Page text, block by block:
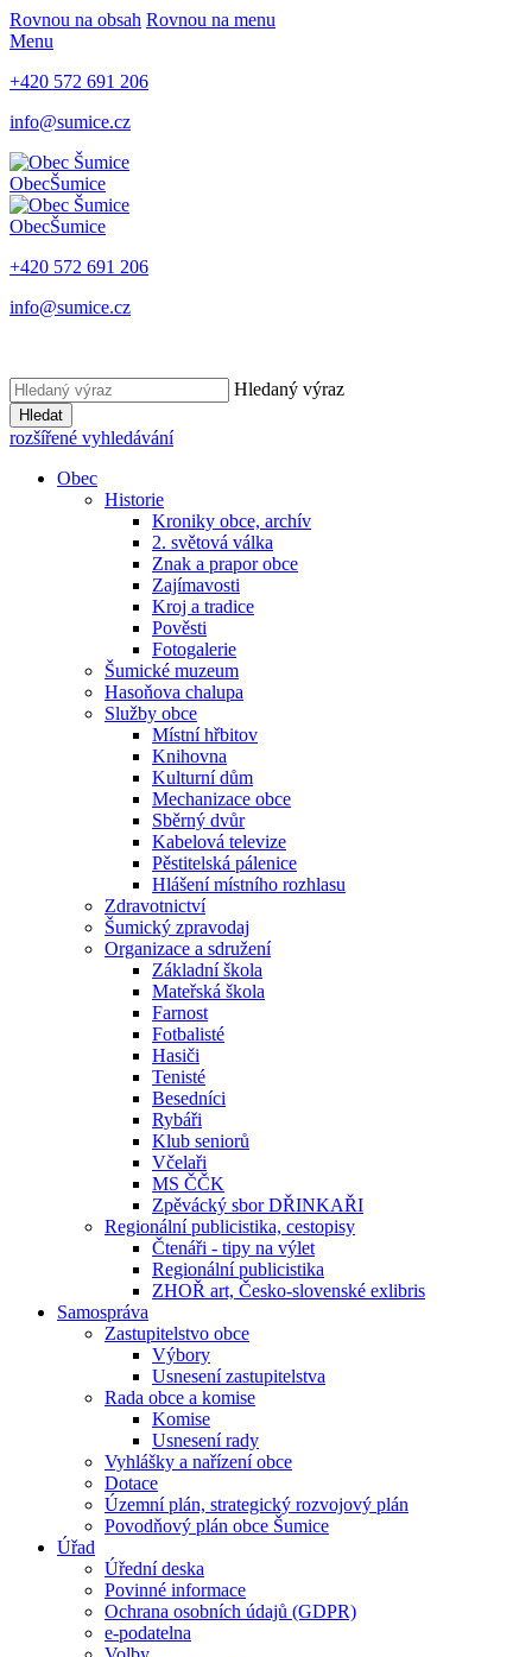
Rovnou na obsah Rovnou na menu
Menu
+420 572 691 206
info@sumice.cz
ObecŠumice
ObecŠumice
+420 572 691 206
info@sumice.cz
Hledaný výraz
Hledat
rozšířené vyhledávání
Obec
Historie
Kroniky obce, archív
2. světová válka
Znak a prapor obce
Zajímavosti
Kroj a tradice
Pověsti
Fotogalerie
Šumické muzeum
Hasoňova chalupa
Služby obce
Místní hřbitov
Knihovna
Kulturní dům
Mechanizace obce
Sběrný dvůr
Kabelová televize
Pěstitelská pálenice
Hlášení místního rozhlasu
Zdravotnictví
Šumický zpravodaj
Organizace a sdružení
Základní škola
Mateřská škola
Farnost
Fotbalisté
Hasiči
Tenisté
Besedníci
Rybáři
Klub seniorů
Včelaři
MS ČČK
Zpěvácký sbor DŘINKAŘI
Regionální publicistika, cestopisy
Čtenáři - tipy na výlet
Regionální publicistika
ZHOŘ art, Česko-slovenské exlibris
Samospráva
Zastupitelstvo obce
Výbory
Usnesení zastupitelstva
Rada obce a komise
Komise
Usnesení rady
Vyhlášky a nařízení obce
Dotace
Územní plán, strategický rozvojový plán
Povodňový plán obce Šumice
Úřad
Úřední deska
Povinné informace
Ochrana osobních údajů (GDPR)
e-podatelna